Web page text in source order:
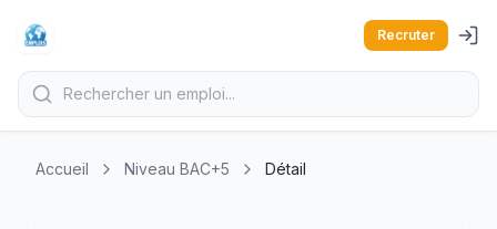
Recruter
Accueil Niveau BAC+5 Détail